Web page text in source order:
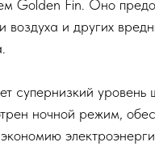
Golden Fin. Оно
и других
супернизкий
ночной режим,